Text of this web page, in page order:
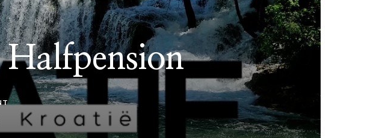
ON
VAKANTIE
KROATIË
HALFPENSION